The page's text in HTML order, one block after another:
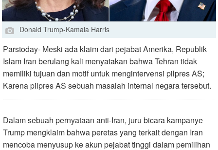
Donald Trump-Kamala Harris
Parstoday- Meski ada klaim dari pejabat Amerika, Republik
Islam Iran berulang kali menyatakan bahwa Tehran tidak
memiliki tujuan dan motif untuk mengintervensi pilpres AS;
Karena pilpres AS sebuah masalah internal negara tersebut.
Dalam sebuah pernyataan anti-Iran, juru bicara kampanye
Trump mengklaim bahwa peretas yang terkait dengan Iran
mencoba menyusup ke akun pejabat tinggi dalam pemilihan